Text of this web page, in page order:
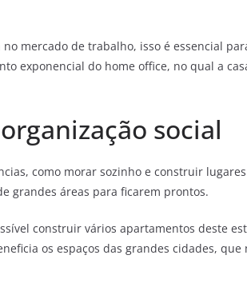
mercado de trabalho, isso é essencial
exponencial do home office, no qual a
social
como morar sozinho e construir
grandes áreas para ficarem prontos.
construir vários apartamentos deste
os espaços das grandes cidades, que